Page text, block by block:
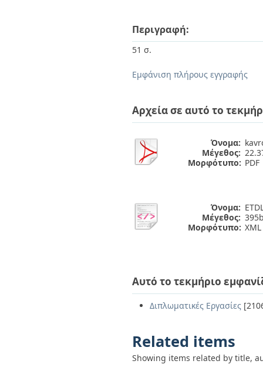
Περιγραφή:
51 σ.
Εμφάνιση πλήρους εγγραφής
Αρχεία σε αυτό το
Όνομα:
Μέγεθος:
Μορφότυπο: PDF
Όνομα:
Μέγεθος:
Μορφότυπο: XML
Αυτό το τεκμήριο
Διπλωματικές Εργασίες
Related items
Showing items related by title,